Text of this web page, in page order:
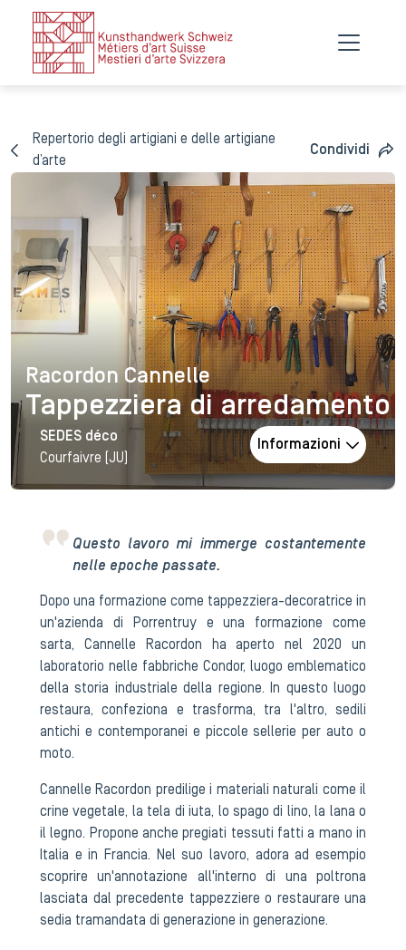
Repertorio degli artigiani e delle artigiane
d’arte
Condividi
Racordon Cannelle
Racordon Cannelle
Tappezziera di arredamento
SEDES déco
Courfaivre (JU)
Informazioni
Questo lavoro mi immerge costantemente
nelle epoche passate.
Dopo una formazione come tappezziera-decoratrice in
un'azienda di Porrentruy e una formazione come
sarta, Cannelle Racordon ha aperto nel 2020 un
laboratorio nelle fabbriche Condor, luogo emblematico
della storia industriale della regione. In questo luogo
restaura, confeziona e trasforma, tra l'altro, sedili
antichi e contemporanei e piccole sellerie per auto o
moto.
Cannelle Racordon predilige i materiali naturali come il
crine vegetale, la tela di iuta, lo spago di lino, la lana o
il legno. Propone anche pregiati tessuti fatti a mano in
Italia e in Francia. Nel suo lavoro, adora ad esempio
scoprire un'annotazione all'interno di una poltrona
lasciata dal precedente tappezziere o restaurare una
sedia tramandata di generazione in generazione.